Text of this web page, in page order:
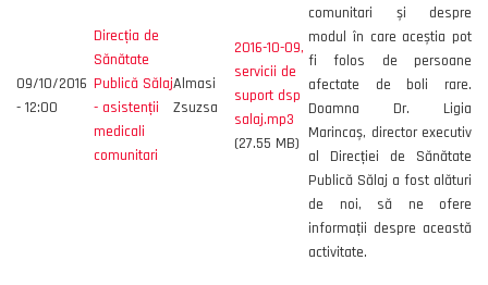
09/10/2016
- 12:00
Direcția de
Sănătate
Publică Sălaj
- asistenții
medicali
comunitari
Almasi
Zsuzsa
2016-10-09,
servicii de
suport dsp
salaj.mp3
(27.55 MB)
comunitari și despre
modul în care aceștia pot
fi folos de persoane
afectate de boli rare.
Doamna Dr. Ligia
Marincaș, director executiv
al Direcției de Sănătate
Publică Sălaj a fost alături
de noi, să ne ofere
informații despre această
activitate.